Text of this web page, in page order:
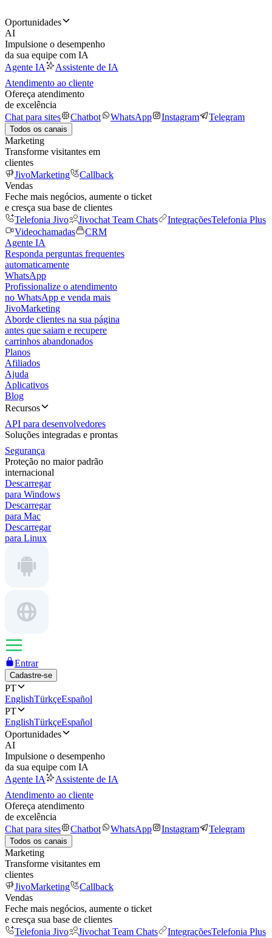
Oportunidades
AI
Impulsione o desempenho
da sua equipe com IA
Agente IA
Assistente de IA
Atendimento ao cliente
Ofereça atendimento
de excelência
Chat para sites
Chatbot WhatsApp Instagram Telegram
Todos os canais
Marketing
Transforme visitantes em
clientes
JivoMarketing
Callback
Vendas
Feche mais negócios, aumente o ticket
e cresça sua base de clientes
Telefonia Jivo
Jivochat Team Chats IntegraçõesTelefonia Plus
Videochamadas
CRM
Agente IA
Responda perguntas frequentes
automaticamente
WhatsApp
Profissionalize o atendimento
no WhatsApp e venda mais
JivoMarketing
Aborde clientes na sua página
antes que saiam e recupere
carrinhos abandonados
Planos
Afiliados
Ajuda
Aplicativos
Blog
Recursos
API para desenvolvedores
Soluções integradas e prontas
Segurança
Proteção no maior padrão
internacional
Descarregar
para Windows
Descarregar
para Mac
Descarregar
para Linux
Entrar
Cadastre-se
PT
EnglishTürkçeEspañol
PT
EnglishTürkçeEspañol
Oportunidades
AI
Impulsione o desempenho
da sua equipe com IA
Agente IA
Assistente de IA
Atendimento ao cliente
Ofereça atendimento
de excelência
Chat para sites
Chatbot WhatsApp Instagram Telegram
Todos os canais
Marketing
Transforme visitantes em
clientes
JivoMarketing
Callback
Vendas
Feche mais negócios, aumente o ticket
e cresça sua base de clientes
Telefonia Jivo
Jivochat Team Chats IntegraçõesTelefonia Plus